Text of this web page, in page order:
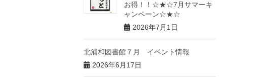
お得！！☆★☆7月サマーキ
ャンペーン☆★☆
2026年7月1日
北浦和図書館７月 イベント情報
2026年6月17日